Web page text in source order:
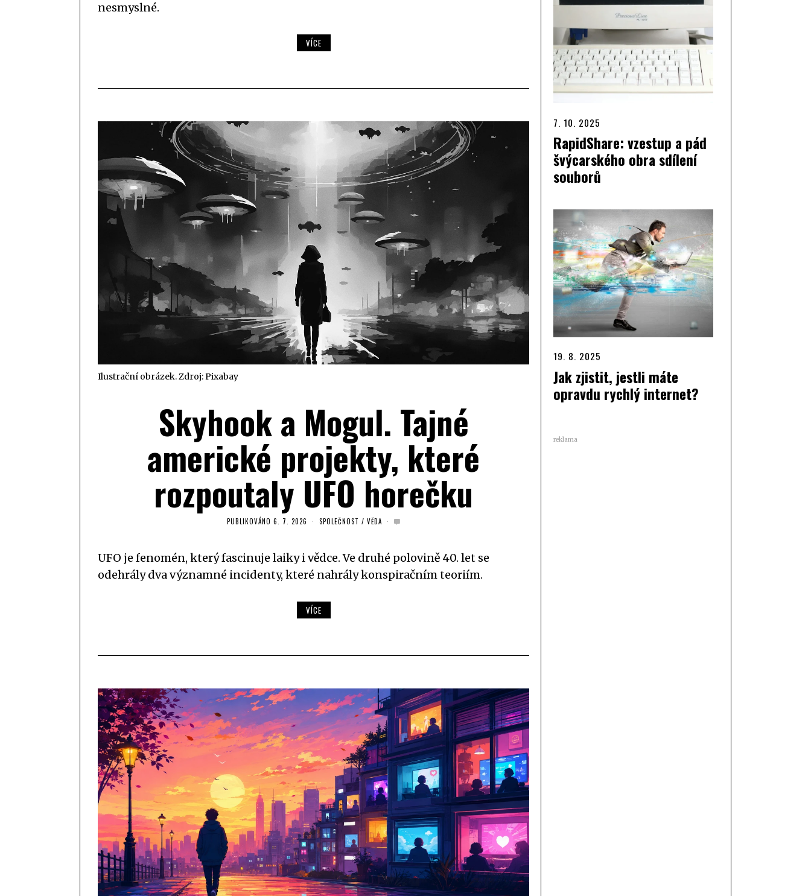
nesmyslné.
VÍCE
Ilustrační obrázek. Zdroj: Pixabay
Skyhook a Mogul. Tajné
americké projekty, které
rozpoutaly UFO horečku
PUBLIKOVÁNO 6. 7. 2026 SPOLEČNOST / VĚDA
UFO je fenomén, který fascinuje laiky i vědce. Ve druhé polovině 40. let se
odehrály dva významné incidenty, které nahrály konspiračním teoriím.
VÍCE
7. 10. 2025
RapidShare: vzestup a pád
švýcarského obra sdílení
souborů
19. 8. 2025
Jak zjistit, jestli máte
opravdu rychlý internet?
reklama